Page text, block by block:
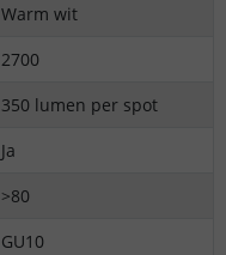
Warm wit
2700
350 lumen per spot
Ja
>80
GU10